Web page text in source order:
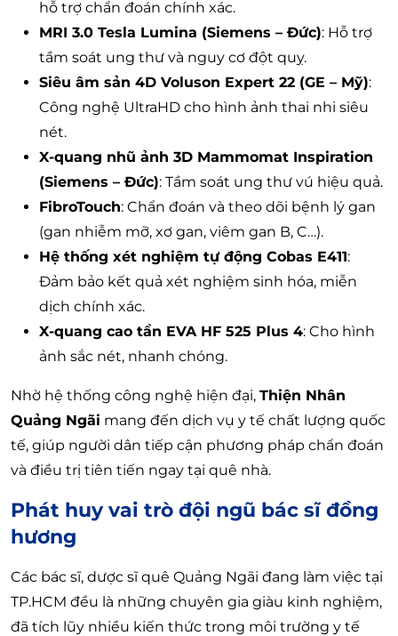
hỗ trợ chẩn đoán chính xác.
MRI 3.0 Tesla Lumina (Siemens – Đức): Hỗ trợ
tầm soát ung thư và nguy cơ đột quỵ.
Siêu âm sản 4D Voluson Expert 22 (GE – Mỹ):
Công nghệ UltraHD cho hình ảnh thai nhi siêu
nét.
X-quang nhũ ảnh 3D Mammomat Inspiration
(Siemens – Đức): Tầm soát ung thư vú hiệu quả.
FibroTouch: Chẩn đoán và theo dõi bệnh lý gan
(gan nhiễm mỡ, xơ gan, viêm gan B, C…).
Hệ thống xét nghiệm tự động Cobas E411:
Đảm bảo kết quả xét nghiệm sinh hóa, miễn
dịch chính xác.
X-quang cao tần EVA HF 525 Plus 4: Cho hình
ảnh sắc nét, nhanh chóng.
Nhờ hệ thống công nghệ hiện đại, Thiện Nhân
Quảng Ngãi mang đến dịch vụ y tế chất lượng quốc
tế, giúp người dân tiếp cận phương pháp chẩn đoán
và điều trị tiên tiến ngay tại quê nhà.
Phát huy vai trò đội ngũ bác sĩ đồng
hương
Các bác sĩ, dược sĩ quê Quảng Ngãi đang làm việc tại
TP.HCM đều là những chuyên gia giàu kinh nghiệm,
đã tích lũy nhiều kiến thức trong môi trường y tế